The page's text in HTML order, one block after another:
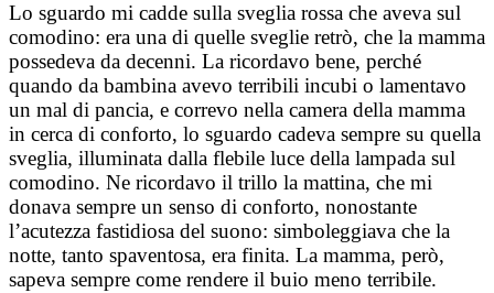
Lo sguardo mi cadde sulla sveglia rossa che aveva sul
comodino: era una di quelle sveglie retrò, che la mamma
possedeva da decenni. La ricordavo bene, perché
quando da bambina avevo terribili incubi o lamentavo
un mal di pancia, e correvo nella camera della mamma
in cerca di conforto, lo sguardo cadeva sempre su quella
sveglia, illuminata dalla flebile luce della lampada sul
comodino. Ne ricordavo il trillo la mattina, che mi
donava sempre un senso di conforto, nonostante
l’acutezza fastidiosa del suono: simboleggiava che la
notte, tanto spaventosa, era finita. La mamma, però,
sapeva sempre come rendere il buio meno terribile.